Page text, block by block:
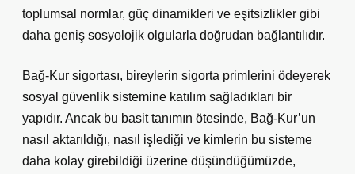
toplumsal normlar, güç dinamikleri ve eşitsizlikler gibi
daha geniş sosyolojik olgularla doğrudan bağlantılıdır.
Bağ-Kur sigortası, bireylerin sigorta primlerini ödeyerek
sosyal güvenlik sistemine katılım sağladıkları bir
yapıdır. Ancak bu basit tanımın ötesinde, Bağ-Kur’un
nasıl aktarıldığı, nasıl işlediği ve kimlerin bu sisteme
daha kolay girebildiği üzerine düşündüğümüzde,